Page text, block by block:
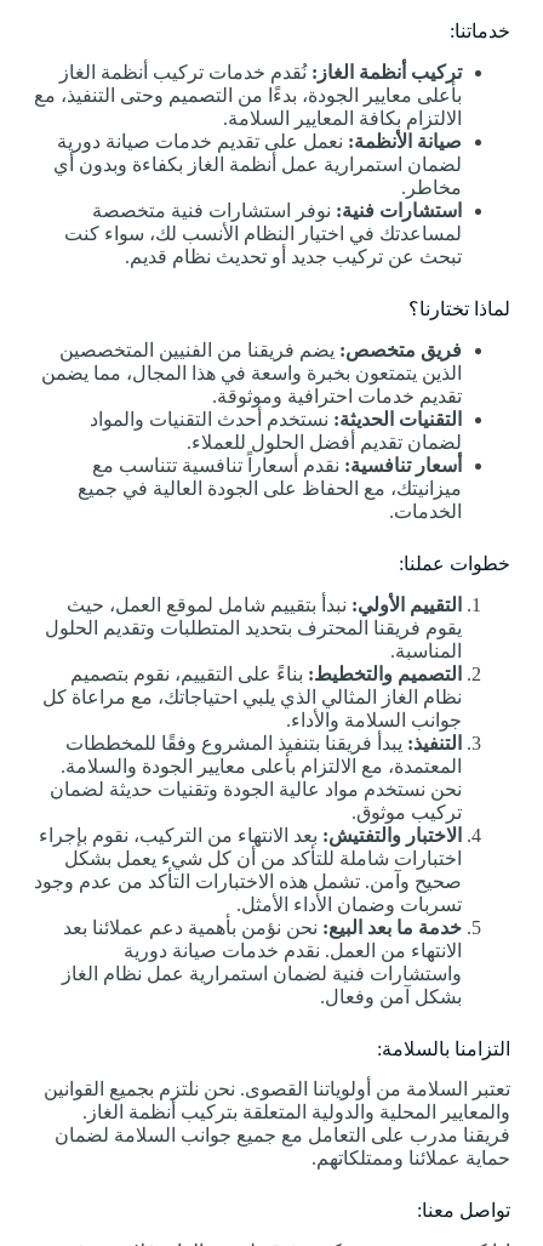
خدماتنا:
تركيب أنظمة الغاز: نُقدم خدمات تركيب أنظمة الغاز
بأعلى معايير الجودة، بدءًا من التصميم وحتى التنفيذ، مع
الالتزام بكافة المعايير السلامة.
صيانة الأنظمة: نعمل على تقديم خدمات صيانة دورية
لضمان استمرارية عمل أنظمة الغاز بكفاءة وبدون أي
مخاطر.
استشارات فنية: نوفر استشارات فنية متخصصة
لمساعدتك في اختيار النظام الأنسب لك، سواء كنت
تبحث عن تركيب جديد أو تحديث نظام قديم.
لماذا تختارنا؟
فريق متخصص: يضم فريقنا من الفنيين المتخصصين
الذين يتمتعون بخبرة واسعة في هذا المجال، مما يضمن
تقديم خدمات احترافية وموثوقة.
التقنيات الحديثة: نستخدم أحدث التقنيات والمواد
لضمان تقديم أفضل الحلول للعملاء.
أسعار تنافسية: نقدم أسعاراً تنافسية تتناسب مع
ميزانيتك، مع الحفاظ على الجودة العالية في جميع
الخدمات.
خطوات عملنا:
التقييم الأولي: نبدأ بتقييم شامل لموقع العمل، حيث
يقوم فريقنا المحترف بتحديد المتطلبات وتقديم الحلول
المناسبة.
التصميم والتخطيط: بناءً على التقييم، نقوم بتصميم
نظام الغاز المثالي الذي يلبي احتياجاتك، مع مراعاة كل
جوانب السلامة والأداء.
التنفيذ: يبدأ فريقنا بتنفيذ المشروع وفقًا للمخططات
المعتمدة، مع الالتزام بأعلى معايير الجودة والسلامة.
نحن نستخدم مواد عالية الجودة وتقنيات حديثة لضمان
تركيب موثوق.
الاختبار والتفتيش: بعد الانتهاء من التركيب، نقوم بإجراء
اختبارات شاملة للتأكد من أن كل شيء يعمل بشكل
صحيح وآمن. تشمل هذه الاختبارات التأكد من عدم وجود
تسربات وضمان الأداء الأمثل.
خدمة ما بعد البيع: نحن نؤمن بأهمية دعم عملائنا بعد
الانتهاء من العمل. نقدم خدمات صيانة دورية
واستشارات فنية لضمان استمرارية عمل نظام الغاز
بشكل آمن وفعال.
التزامنا بالسلامة:
تعتبر السلامة من أولوياتنا القصوى. نحن نلتزم بجميع القوانين
والمعايير المحلية والدولية المتعلقة بتركيب أنظمة الغاز.
فريقنا مدرب على التعامل مع جميع جوانب السلامة لضمان
حماية عملائنا وممتلكاتهم.
تواصل معنا: